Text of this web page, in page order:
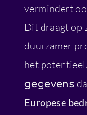
vermindert
Dit draagt op
duurzamer
het
gegevens
Europese